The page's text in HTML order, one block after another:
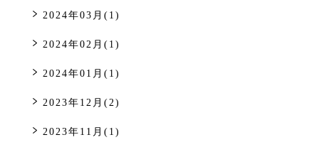
2024年03月(1)
2024年02月(1)
2024年01月(1)
2023年12月(2)
2023年11月(1)